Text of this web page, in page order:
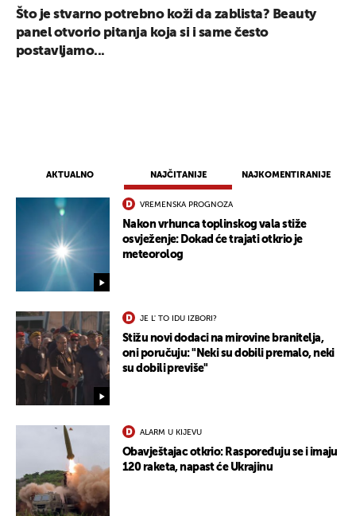
AKTUALNO NAJČITANIJE NAJKOMENTIRANIJE
VREMENSKA PROGNOZA
Nakon vrhunca toplinskog vala stiže
osvježenje: Dokad će trajati otkrio je
meteorolog
JE L' TO IDU IZBORI?
Stižu novi dodaci na mirovine branitelja,
oni poručuju: "Neki su dobili premalo, neki
su dobili previše"
ALARM U KIJEVU
Obavještajac otkrio: Raspoređuju se i imaju
120 raketa, napast će Ukrajinu
Što je stvarno potrebno koži da zablista? Beauty
panel otvorio pitanja koja si i same često
postavljamo...